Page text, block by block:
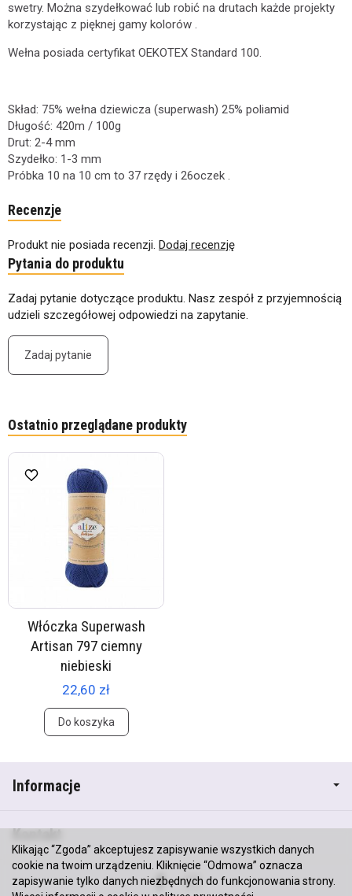
swetry. Można szydełkować lub robić na drutach każde projekty
korzystając z pięknej gamy kolorów .
Wełna posiada certyfikat OEKOTEX Standard 100.
Skład: 75% wełna dziewicza (superwash) 25% poliamid
Długość: 420m / 100g
Drut: 2-4 mm
Szydełko: 1-3 mm
Próbka 10 na 10 cm to 37 rzędy i 26oczek .
Recenzje
Produkt nie posiada recenzji. Dodaj recenzję
Pytania do produktu
Zadaj pytanie dotyczące produktu. Nasz zespół z przyjemnością
udzieli szczegółowej odpowiedzi na zapytanie.
Zadaj pytanie
Ostatnio przeglądane produkty
Włóczka Superwash
Artisan 797 ciemny
niebieski
22,60 zł
Do koszyka
Informacje
Klikając “Zgoda” akceptujesz zapisywanie wszystkich danych
cookie na twoim urządzeniu. Kliknięcie “Odmowa” oznacza
zapisywanie tylko danych niezbędnych do funkcjonowania strony.